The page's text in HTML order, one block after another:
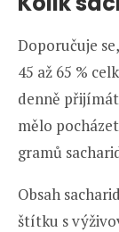
Doporučuje
45 až 65 %
denně
mělo
gramů
Obsah
štítku s